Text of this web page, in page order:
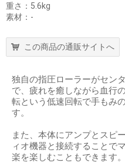
重さ：5.6kg
素材：-
この商品の通販サイトへ
独自の指圧ローラーがセン
で、疲れを癒しながら血行
転という低速回転で手もみ
す。
また、本体にアンプとスピ
ィオ機器と接続することで
楽を楽しむこともできます。